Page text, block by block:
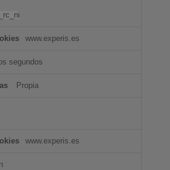
www.experis.es
segundos
Propia
www.experis.es